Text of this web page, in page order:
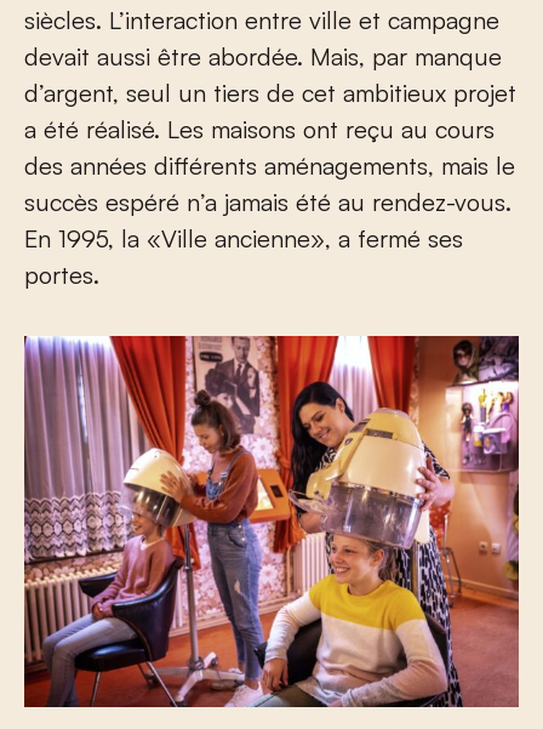
siècles. L’interaction entre ville et campagne
devait aussi être abordée. Mais, par manque
d’argent, seul un tiers de cet ambitieux projet
a été réalisé. Les maisons ont reçu au cours
des années différents aménagements, mais le
succès espéré n’a jamais été au rendez-vous.
En 1995, la «Ville ancienne», a fermé ses
portes.